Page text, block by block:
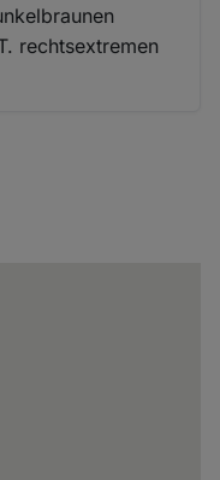
rechtsextremen